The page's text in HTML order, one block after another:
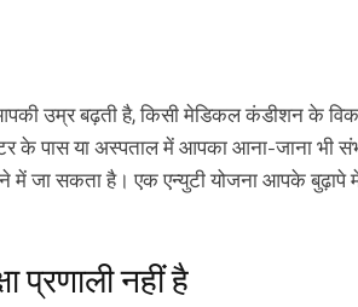
उम्र बढ़ती है, किसी मेडिकल कंडीशन के
के पास या अस्पताल में आपका आना-जाना भी
में जा सकता है। एक एन्युटी योजना आपके
प्रणाली नहीं है